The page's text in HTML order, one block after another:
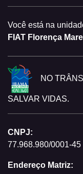
Você está na
FIAT Florença
NO
SALVAR VIDAS.
CNPJ:
77.968.980/0001-45
Endereço Matriz: